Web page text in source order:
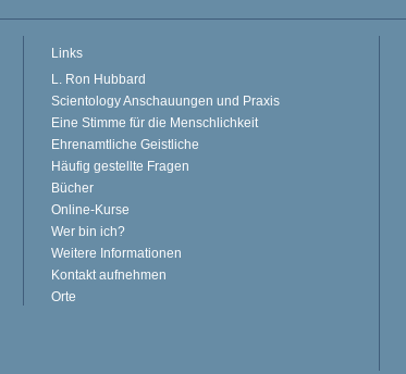
Links
L. Ron Hubbard
Scientology Anschauungen und Praxis
Eine Stimme für die Menschlichkeit
Ehrenamtliche Geistliche
Häufig gestellte Fragen
Bücher
Online-Kurse
Wer bin ich?
Weitere Informationen
Kontakt aufnehmen
Orte